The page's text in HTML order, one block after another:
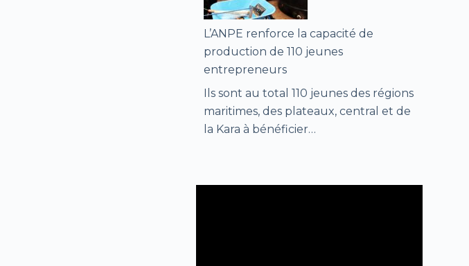
L’ANPE renforce la capacité de
production de 110 jeunes
entrepreneurs
Ils sont au total 110 jeunes des régions
maritimes, des plateaux, central et de
la Kara à bénéficier…